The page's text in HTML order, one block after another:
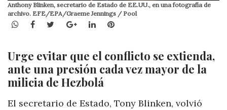
Anthony Blinken, secretario de Estado de EE.UU., en una fotografía de
archivo. EFE/EPA/Graeme Jennings / Pool
WhatsApp
Facebook
TwitterGoogle+LinkedInPinterest
Urge evitar que el conflicto se extienda,
ante una presión cada vez mayor de la
milicia de Hezbolá
El secretario de Estado, Tony Blinken, volvió